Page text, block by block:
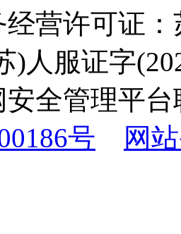
经营许可证
)人服证字
全管理平
号
网